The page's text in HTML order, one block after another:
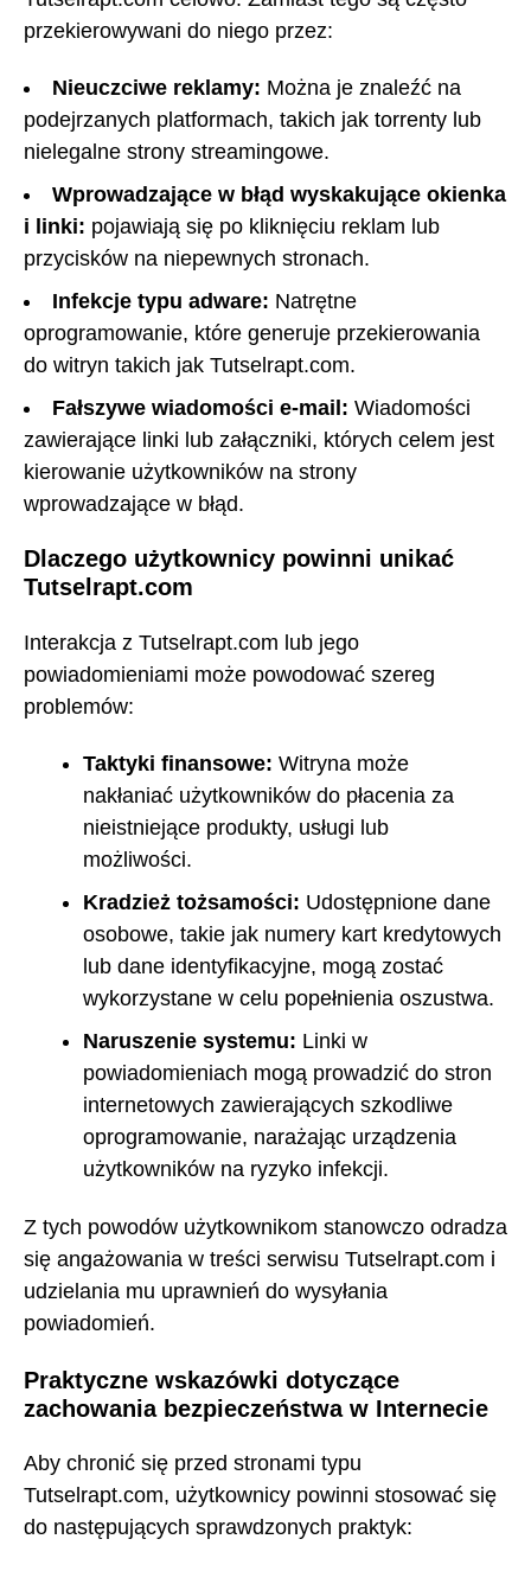
przekierowywani do niego przez:
Nieuczciwe reklamy: Można je znaleźć na
podejrzanych platformach, takich jak torrenty lub
nielegalne strony streamingowe.
Wprowadzające w błąd wyskakujące okienka
i linki: pojawiają się po kliknięciu reklam lub
przycisków na niepewnych stronach.
Infekcje typu adware: Natrętne
oprogramowanie, które generuje przekierowania
do witryn takich jak Tutselrapt.com.
Fałszywe wiadomości e-mail: Wiadomości
zawierające linki lub załączniki, których celem jest
kierowanie użytkowników na strony
wprowadzające w błąd.
Dlaczego użytkownicy powinni unikać
Tutselrapt.com
Interakcja z Tutselrapt.com lub jego
powiadomieniami może powodować szereg
problemów:
Taktyki finansowe: Witryna może
nakłaniać użytkowników do płacenia za
nieistniejące produkty, usługi lub
możliwości.
Kradzież tożsamości: Udostępnione dane
osobowe, takie jak numery kart kredytowych
lub dane identyfikacyjne, mogą zostać
wykorzystane w celu popełnienia oszustwa.
Naruszenie systemu: Linki w
powiadomieniach mogą prowadzić do stron
internetowych zawierających szkodliwe
oprogramowanie, narażając urządzenia
użytkowników na ryzyko infekcji.
Z tych powodów użytkownikom stanowczo odradza
się angażowania w treści serwisu Tutselrapt.com i
udzielania mu uprawnień do wysyłania
powiadomień.
Praktyczne wskazówki dotyczące
zachowania bezpieczeństwa w Internecie
Aby chronić się przed stronami typu
Tutselrapt.com, użytkownicy powinni stosować się
do następujących sprawdzonych praktyk: